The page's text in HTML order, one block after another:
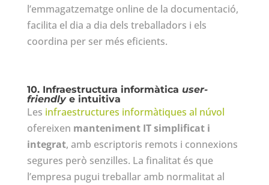
l’emmagatzematge online de la documentació,
facilita el dia a dia dels treballadors i els
coordina per ser més eficients.
10. Infraestructura informàtica user-
friendlye intuitiva
Les infraestructures informàtiques al núvol
ofereixen manteniment IT simplificat i
integrat, amb escriptoris remots i connexions
segures però senzilles. La finalitat és que
l’empresa pugui treballar amb normalitat al